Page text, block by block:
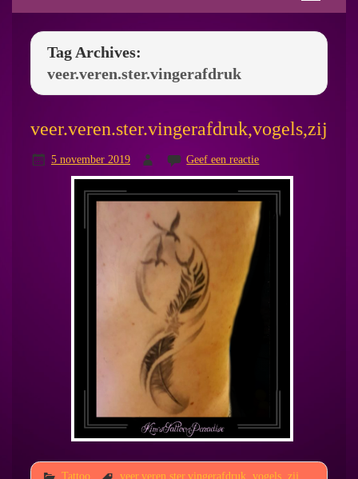
Tag Archives:
veer.veren.ster.vingerafdruk
veer.veren.ster.vingerafdruk,vogels,zij
5 november 2019 Geef een reactie
Tattoo veer.veren.ster.vingerafdruk vogels, zij